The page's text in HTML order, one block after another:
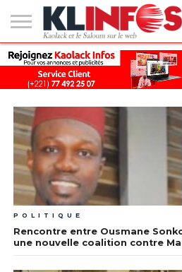
#2
(PAS
DE
TITRE)
KAOLACK
POLITIQUE
ECONOMIE
SOCIÉTÉ
CULTURE
PEOPLE
SPORT
SANTÉ
AFRIQUE
INTERNATIONAL
EMPLOI &
FORMATION
POLITIQUE
Rencontre entre Ousmane
une nouvelle coalition contre